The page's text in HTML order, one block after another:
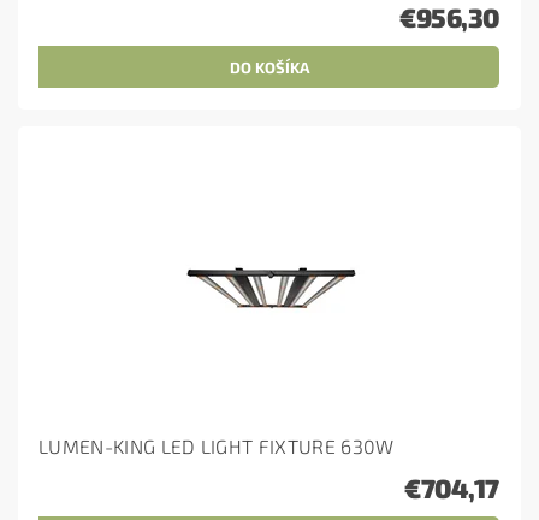
€956,30
LUMEN-KING LED LIGHT FIXTURE 630W
€704,17